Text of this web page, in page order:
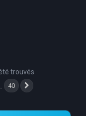
avancée
trouvés
40